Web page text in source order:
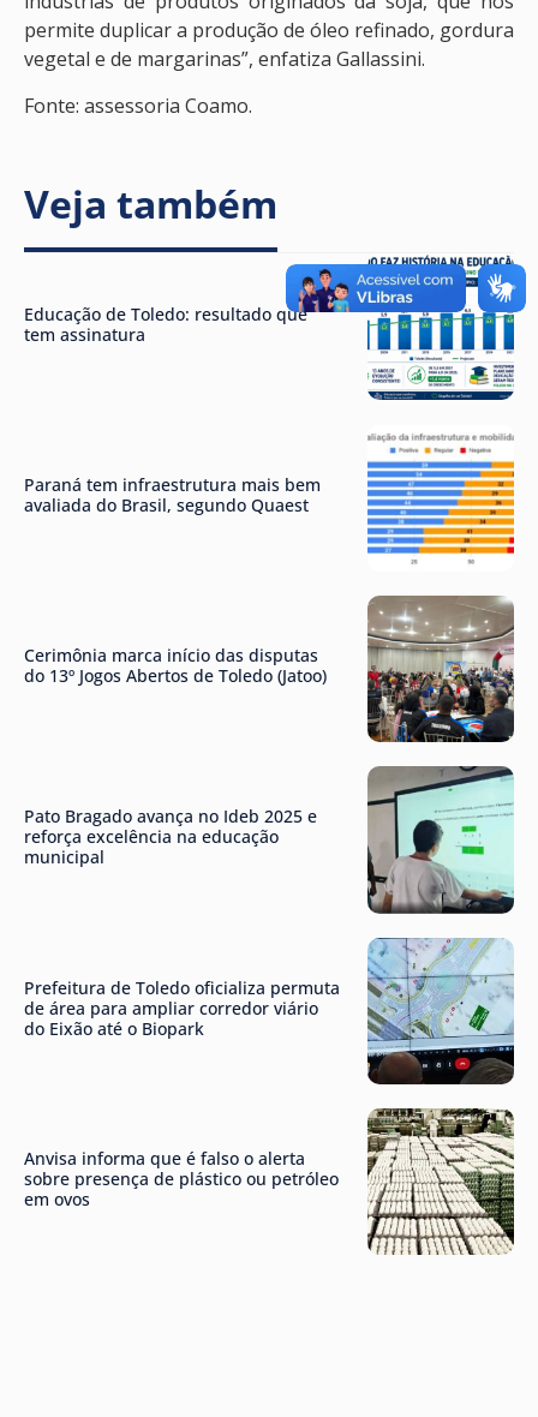
permite duplicar a produção de óleo refinado, gordura
vegetal e de margarinas”, enfatiza Gallassini.
Fonte: assessoria Coamo.
Veja também
Educação de Toledo: resultado que
tem assinatura
Paraná tem infraestrutura mais bem
avaliada do Brasil, segundo Quaest
Cerimônia marca início das disputas
do 13º Jogos Abertos de Toledo (Jatoo)
Pato Bragado avança no Ideb 2025 e
reforça excelência na educação
municipal
Prefeitura de Toledo oficializa permuta
de área para ampliar corredor viário
do Eixão até o Biopark
Anvisa informa que é falso o alerta
sobre presença de plástico ou petróleo
em ovos